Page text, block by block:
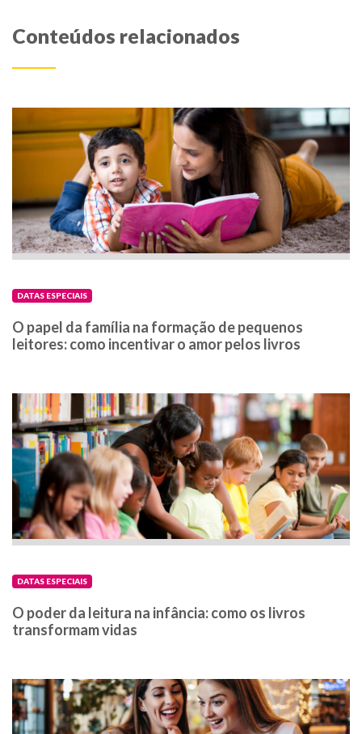
Conteúdos relacionados
DATAS ESPECIAIS
O papel da família na formação de pequenos
leitores: como incentivar o amor pelos livros
DATAS ESPECIAIS
O poder da leitura na infância: como os livros
transformam vidas